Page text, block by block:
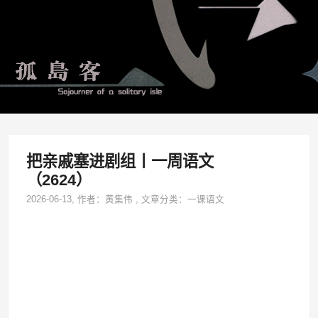
把亲戚塞进剧组丨一周语文
（2624）
2026-06-13, 作者：黄集伟 ,文章分类：一课语文